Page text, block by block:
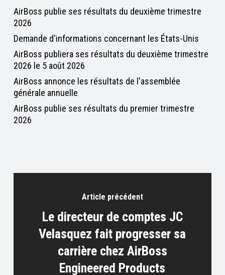
AirBoss publie ses résultats du deuxième trimestre
2026
Demande d'informations concernant les États-Unis
AirBoss publiera ses résultats du deuxième trimestre
2026 le 5 août 2026
AirBoss annonce les résultats de l'assemblée
générale annuelle
AirBoss publie ses résultats du premier trimestre
2026
Article précédent
Le directeur de comptes JC
Velasquez fait progresser sa
carrière chez AirBoss
Engineered Products